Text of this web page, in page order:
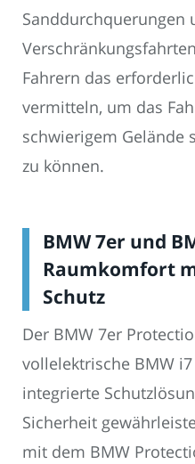
Sanddurchquerungen
Fahrern das
vermitteln, um das
schwierigem Gelände
zu können.
BMW 7er und
Raumkomfort
Schutz
Der BMW 7er
vollelektrische BMW
integrierte
Sicherheit
mit dem BMW